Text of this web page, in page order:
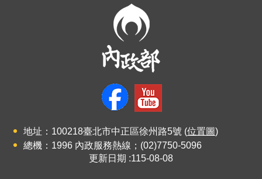
地址：100218臺北市中正區徐州路5號 (位置圖)
總機：1996 內政服務熱線；(02)7750-5096
更新日期
115-08-08